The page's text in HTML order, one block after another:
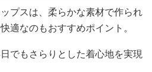
プスは、柔らかな素材で作られ
適なのもおすすめポイント。
でもさらりとした着心地を実現